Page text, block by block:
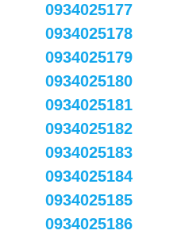
0934025177
0934025178
0934025179
0934025180
0934025181
0934025182
0934025183
0934025184
0934025185
0934025186